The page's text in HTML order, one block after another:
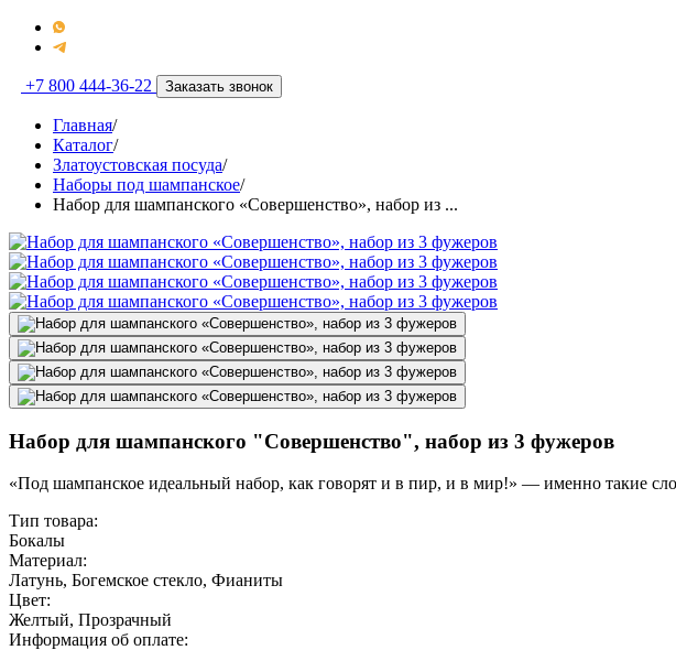
+7 800 444-36-22 Заказать звонок
Главная/
Каталог/
Златоустовская посуда/
Наборы под шампанское/
Набор для шампанского «Совершенство», набор из ...
Набор для шампанского "Совершенство", набор из 3 фужеров
«Под шампанское идеальный набор, как говорят и в пир, и в мир!» — именно такие
Тип товара:
Бокалы
Материал:
Латунь, Богемское стекло, Фианиты
Цвет:
Желтый, Прозрачный
Информация об оплате: